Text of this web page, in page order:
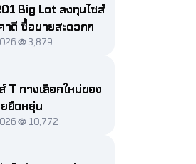
Big Lot ลงทุนไซส์
ดี ซื้อขายสะดวกกว่า
3,879
T ทางเลือกใหม่ของ
ยืดหยุ่น
10,772